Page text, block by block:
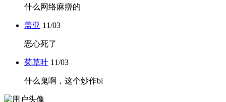
什么网络麻痹的
盖亚 11/03
恶心死了
菊草叶 11/03
什么鬼啊，这个炒作bi